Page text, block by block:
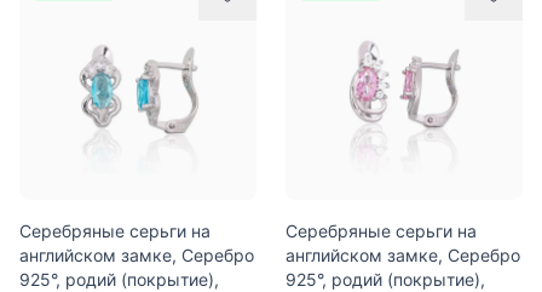
Серебряные серьги на
английском замке, Серебро
925°, родий (покрытие),
Серебряные серьги на
английском замке, Серебро
925°, родий (покрытие),